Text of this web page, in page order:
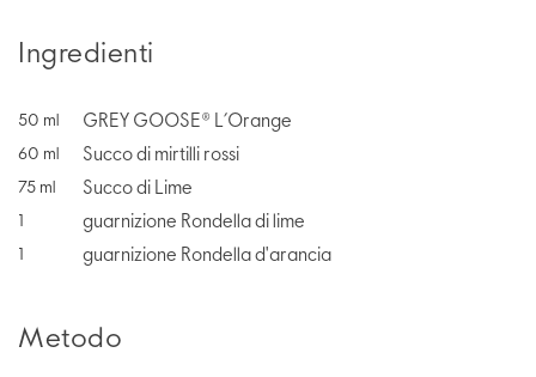
Ingredienti
50 ml GREY GOOSE® L’Orange
60 ml Succo di mirtilli rossi
75 ml Succo di Lime
guarnizione Rondella di lime
guarnizione Rondella d'arancia
Metodo